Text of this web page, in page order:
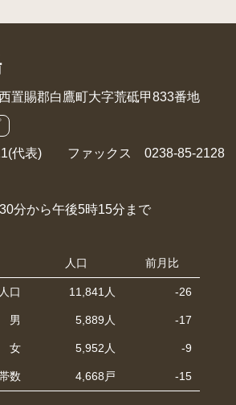
置賜郡白鷹町大字荒砥甲833番地
代表) ファックス 0238-85-2128
分から午後5時15分まで
人口 前月比
口 11,841人 -26
男 5,889人 -17
女 5,952人 -9
数 4,668戸 -15